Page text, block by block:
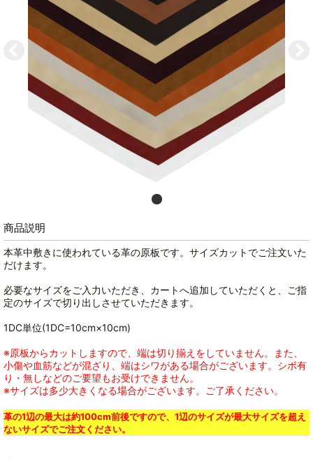
商品説明
本革中敷きに使われている革の原板です。サイズカットでご注文いた
だけます。
必要なサイズをご入力いただき、カートへ追加していただくと、ご指
定のサイズで切り出しさせていただきます。
1DC単位(1DC=10cm×10cm)
※原板からカットしますので、端は切り揃えをしていません。また、
小傷や血筋などが混ざり、端はシワがある場合がございます。シボ有
り・無しなどのご要望もお受けできません。
※サイズは多少大きくなる場合がございます。ご了承ください。
革の1辺の最大は約100cm前後ですので、1辺のサイズが最大サイズを超え
ないサイズでご注文ください。